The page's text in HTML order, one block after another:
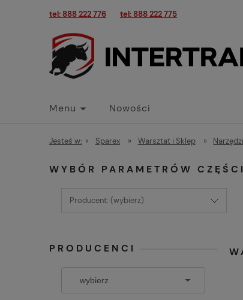
tel: 888 222 776 tel: 888 222 775
Menu Nowości
Jesteś w: » Sparex » Warsztat i Sklep »
WYBÓR PARAMETRÓW CZĘŚCI
Producent: (wybierz)
PRODUCENCI